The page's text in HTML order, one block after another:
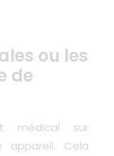
ou les
de
médical sur
appareil. Cela